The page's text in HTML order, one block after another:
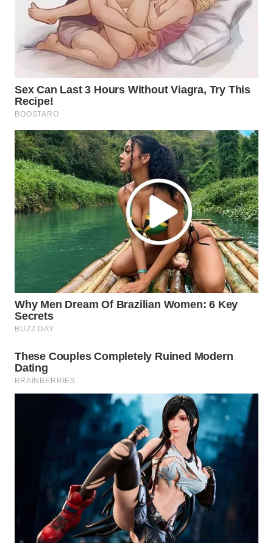
WN
MADURA
SURABAYA
WN
WN
BINTAN
WN
MANDALIKA
WN
LIKUPANG
WN
LABUANBAJO
Wahana
Media
WAHANA
ADVOKAT